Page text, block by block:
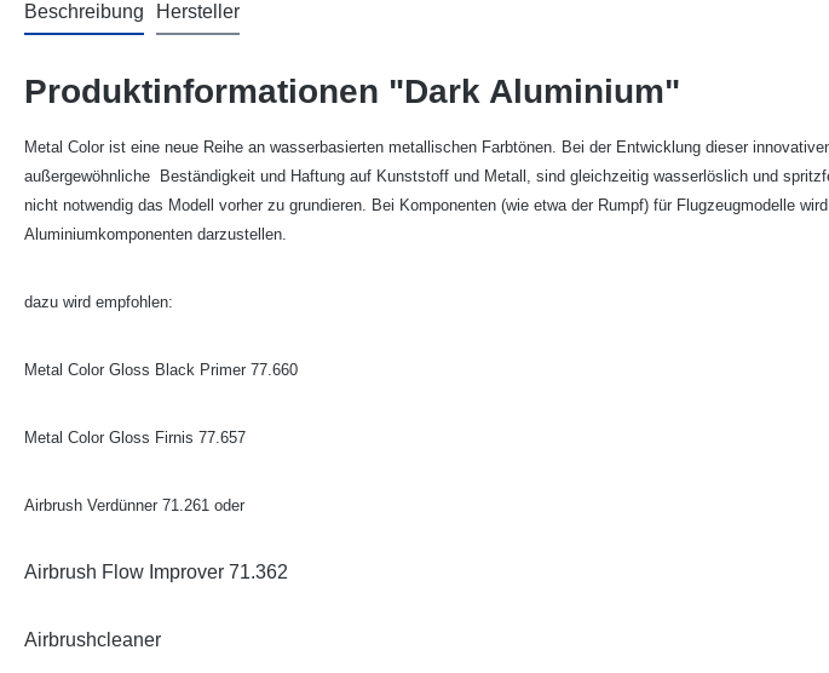
Beschreibung Hersteller
Produktinformationen "Dark Aluminium"
Metal Color ist eine neue Reihe an wasserbasierten metallischen Farbtönen. Bei der Entwicklung dieser
außergewöhnliche Beständigkeit und Haftung auf Kunststoff und Metall, sind gleichzeitig wasserlöslich und
nicht notwendig das Modell vorher zu grundieren. Bei Komponenten (wie etwa der Rumpf) für Flugzeugmodelle
Aluminiumkomponenten darzustellen.
dazu wird empfohlen:
Metal Color Gloss Black Primer 77.660
Metal Color Gloss Firnis 77.657
Airbrush Verdünner 71.261 oder
Airbrush Flow Improver 71.362
Airbrushcleaner